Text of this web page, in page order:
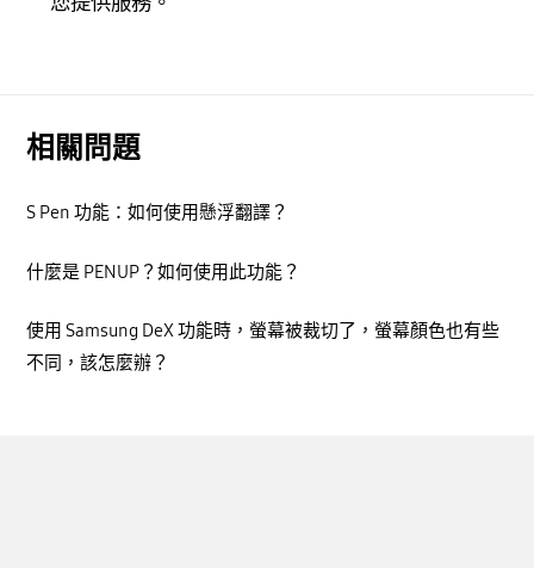
相關問題
S Pen 功能：如何使用懸浮翻譯？
什麼是 PENUP？如何使用此功能？
使用 Samsung DeX 功能時，螢幕被裁切了，螢幕顏色也有些
不同，該怎麼辦？